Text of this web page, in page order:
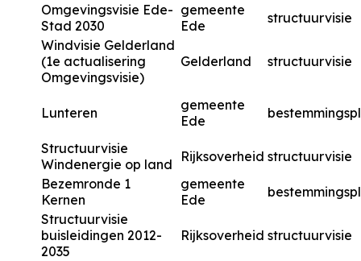
Omgevingsvisie Ede-
Stad 2030
gemeente
Ede
structuurvisie
Windvisie Gelderland
(1e actualisering
Omgevingsvisie)
Gelderland structuurvisie
Lunteren
gemeente
Ede
Structuurvisie
Windenergie op land
Rijksoverheid structuurvisie
Bezemronde 1
Kernen
gemeente
Ede
Structuurvisie
buisleidingen 2012-
2035
Rijksoverheid structuurvisie